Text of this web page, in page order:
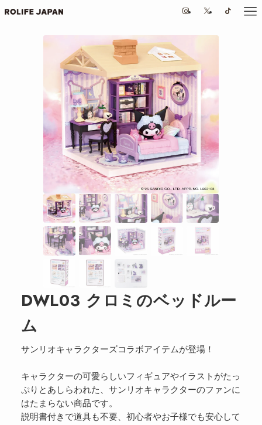
DWL03 クロミのベッドルー
ム
サンリオキャラクターズコラボアイテムが登場！
キャラクターの可愛らしいフィギュアやイラストがたっ
ぷりとあしらわれた、サンリオキャラクターのファンに
はたまらない商品です。
説明書付きで道具も不要、初心者やお子様でも安心して